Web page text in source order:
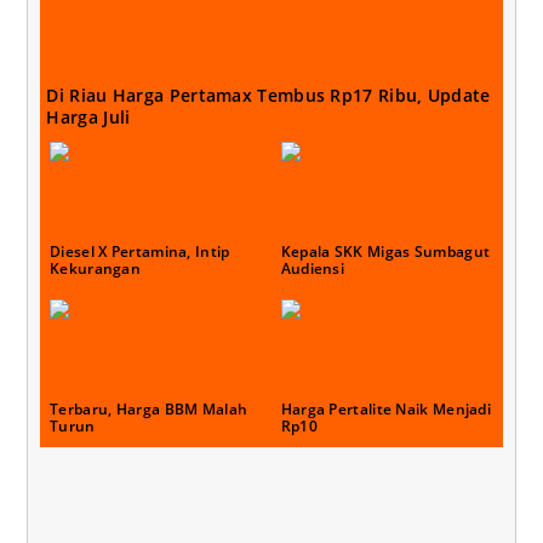
Di Riau Harga Pertamax Tembus Rp17 Ribu, Update
Harga Juli
Diesel X Pertamina, Intip
Kekurangan
Kepala SKK Migas Sumbagut
Audiensi
Terbaru, Harga BBM Malah
Turun
Harga Pertalite Naik Menjadi
Rp10